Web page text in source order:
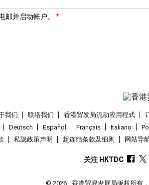
邮并启动帐户。
我们 联络我们 香港贸发局流动应用程式
Deutsch Español Français Italiano
私隐政策声明 超连结条款及细则 网站导
关注 HKTDC
© 2026 香港贸易发展局版权所有